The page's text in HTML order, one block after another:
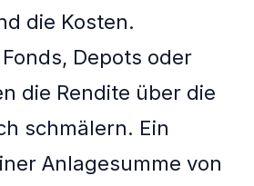
die Kosten.
Depots oder
die Rendite über die
schmälern. Ein
Anlagesumme von